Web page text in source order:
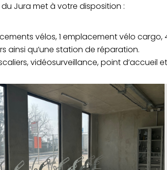
Jura met à votre disposition :
vélos, 1 emplacement vélo
ainsi qu’une station de réparation.
vidéosurveillance, point